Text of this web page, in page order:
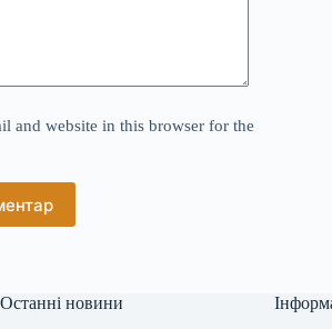
and website in this browser for the
Останні новини